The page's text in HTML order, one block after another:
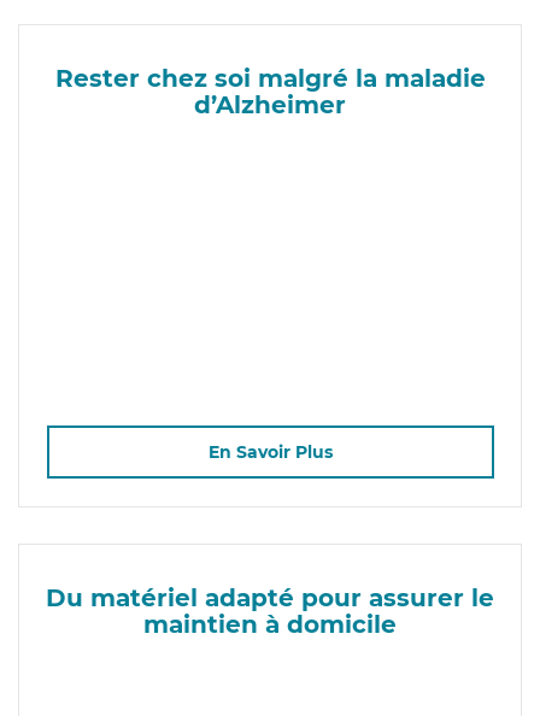
Rester chez soi malgré la maladie
d’Alzheimer
En Savoir Plus
Du matériel adapté pour assurer le
maintien à domicile